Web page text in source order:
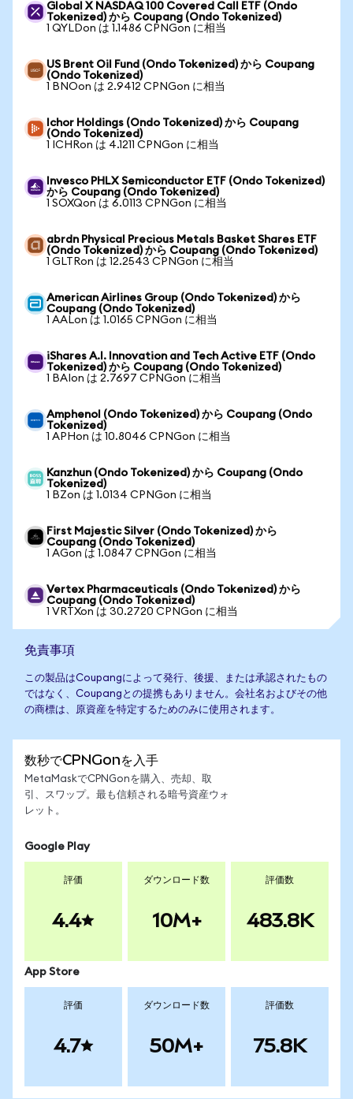
Global X NASDAQ 100 Covered Call ETF (Ondo
Tokenized) から Coupang (Ondo Tokenized)
1 QYLDon は 1.1486 CPNGon に相当
US Brent Oil Fund (Ondo Tokenized) から Coupang
(Ondo Tokenized)
1 BNOon は 2.9412 CPNGon に相当
Ichor Holdings (Ondo Tokenized) から Coupang
(Ondo Tokenized)
1 ICHRon は 4.1211 CPNGon に相当
Invesco PHLX Semiconductor ETF (Ondo Tokenized)
から Coupang (Ondo Tokenized)
1 SOXQon は 6.0113 CPNGon に相当
abrdn Physical Precious Metals Basket Shares ETF
(Ondo Tokenized) から Coupang (Ondo Tokenized)
1 GLTRon は 12.2543 CPNGon に相当
American Airlines Group (Ondo Tokenized) から
Coupang (Ondo Tokenized)
1 AALon は 1.0165 CPNGon に相当
iShares A.I. Innovation and Tech Active ETF (Ondo
Tokenized) から Coupang (Ondo Tokenized)
1 BAIon は 2.7697 CPNGon に相当
Amphenol (Ondo Tokenized) から Coupang (Ondo
Tokenized)
1 APHon は 10.8046 CPNGon に相当
Kanzhun (Ondo Tokenized) から Coupang (Ondo
Tokenized)
1 BZon は 1.0134 CPNGon に相当
First Majestic Silver (Ondo Tokenized) から
Coupang (Ondo Tokenized)
1 AGon は 1.0847 CPNGon に相当
Vertex Pharmaceuticals (Ondo Tokenized) から
Coupang (Ondo Tokenized)
1 VRTXon は 30.2720 CPNGon に相当
免責事項
この製品はCoupangによって発行、後援、または承認されたもの
ではなく、Coupangとの提携もありません。会社名およびその他
の商標は、原資産を特定するためのみに使用されます。
数秒でCPNGonを入手
MetaMaskでCPNGonを購入、売却、取
引、スワップ。最も信頼される暗号資産ウォ
レット。
Google Play
評価
4.4
ダウンロード数
10M+
評価数
483.8K
App Store
評価
4.7
ダウンロード数
50M+
評価数
75.8K